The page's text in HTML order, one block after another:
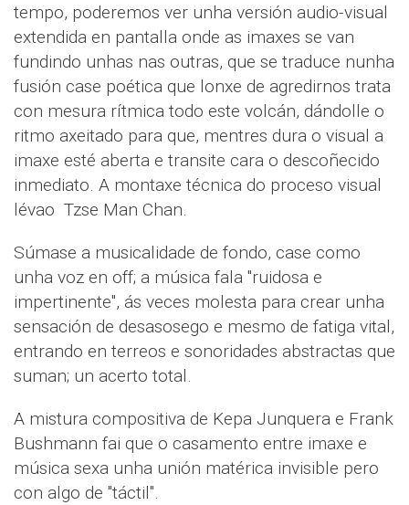
tempo, poderemos ver unha versión audio-visual
extendida en pantalla onde as imaxes se van
fundindo unhas nas outras, que se traduce nunha
fusión case poética que lonxe de agredirnos trata
con mesura rítmica todo este volcán, dándolle o
ritmo axeitado para que, mentres dura o visual a
imaxe esté aberta e transite cara o descoñecido
inmediato. A montaxe técnica do proceso visual
lévao Tzse Man Chan.
Súmase a musicalidade de fondo, case como
unha voz en off; a música fala "ruidosa e
impertinente", ás veces molesta para crear unha
sensación de desasosego e mesmo de fatiga vital,
entrando en terreos e sonoridades abstractas que
suman; un acerto total.
A mistura compositiva de Kepa Junquera e Frank
Bushmann fai que o casamento entre imaxe e
música sexa unha unión matérica invisible pero
con algo de "táctil".